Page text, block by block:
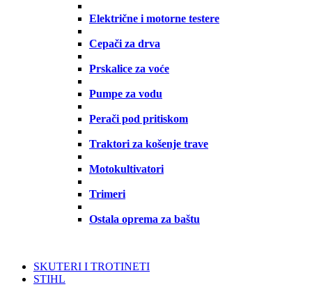
Električne i motorne testere
Cepači za drva
Prskalice za voće
Pumpe za vodu
Perači pod pritiskom
Traktori za košenje trave
Motokultivatori
Trimeri
Ostala oprema za baštu
SKUTERI I TROTINETI
STIHL